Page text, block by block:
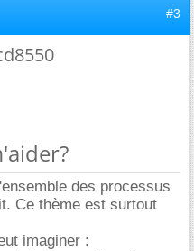
#3
des processus
Ce thème est surtout
imaginer :